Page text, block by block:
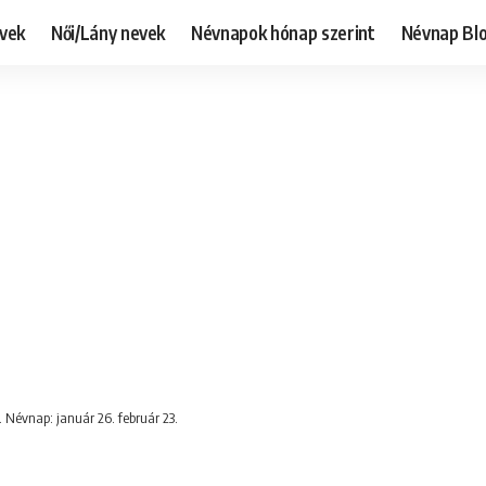
Női/Lány nevek Névnapok hónap szerint Névnap
január 26. február 23.